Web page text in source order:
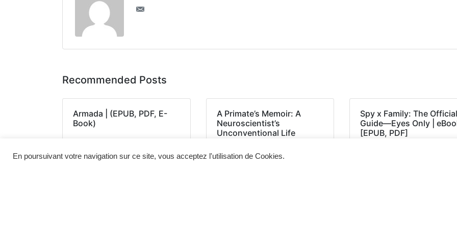
Recommended Posts
Armada | (EPUB, PDF, E-
Book)
A Primate’s Memoir: A
Neuroscientist’s
Unconventional Life
(EPUB, PDF, E-Book)
Spy x Family: The Official
Guide―Eyes Only |
[EPUB, PDF]
En poursuivant votre navigation sur ce site, vous acceptez l'utilisation de Cookies.